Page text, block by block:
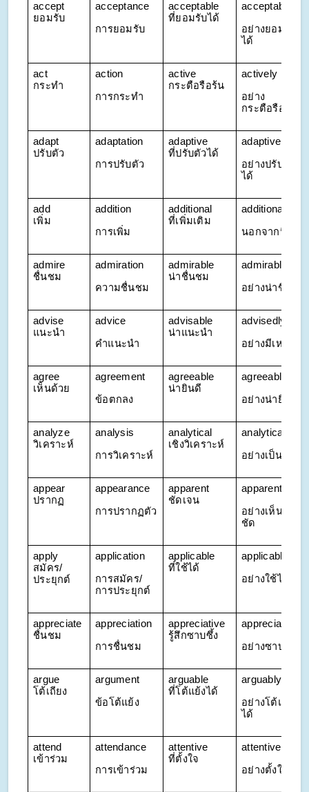
accept
ยอมรับ
acceptance
การยอมรับ
acceptable
ที่ยอมรับได้
acceptably
อย่างยอมรับ
ได้
act
กระทำ
action
การกระทำ
active
กระตือรือร้น
actively
อย่าง
กระตือรือร้น
adapt
ปรับตัว
adaptation
การปรับตัว
adaptive
ที่ปรับตัวได้
adaptively
อย่างปรับตัว
ได้
add
เพิ่ม
addition
การเพิ่ม
additional
ที่เพิ่มเติม
additionally
นอกจากนี้
admire
ชื่นชม
admiration
ความชื่นชม
admirable
น่าชื่นชม
admirably
อย่างน่าชื่นชม
advise
แนะนำ
advice
คำแนะนำ
advisable
น่าแนะนำ
advisedly
อย่างมีเหตุผล
agree
เห็นด้วย
agreement
ข้อตกลง
agreeable
น่ายินดี
agreeably
อย่างน่ายินดี
analyze
วิเคราะห์
analysis
การวิเคราะห์
analytical
เชิงวิเคราะห์
analytically
อย่างเป็นระบบ
appear
ปรากฏ
appearance
การปรากฏตัว
apparent
ชัดเจน
apparently
อย่างเห็นได้
ชัด
apply
สมัคร/
ประยุกต์
application
การสมัคร/
การประยุกต์
applicable
ที่ใช้ได้
applicably
อย่างใช้ได้
appreciate
ชื่นชม
appreciation
การชื่นชม
appreciative
รู้สึกซาบซึ้ง
appreciatively
อย่างซาบซึ้ง
argue
โต้เถียง
argument
ข้อโต้แย้ง
arguable
ที่โต้แย้งได้
arguably
อย่างโต้แย้ง
ได้
attend
เข้าร่วม
attendance
การเข้าร่วม
attentive
ที่ตั้งใจ
attentively
อย่างตั้งใจ